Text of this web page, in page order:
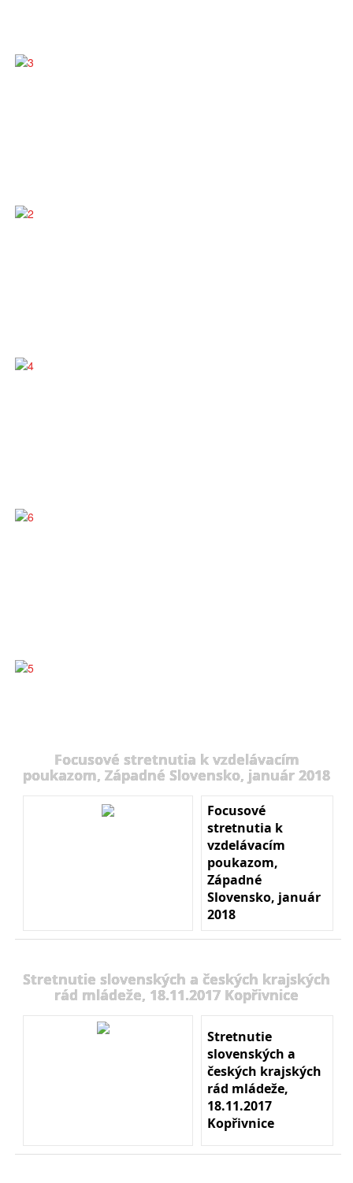
Focusové stretnutia k vzdelávacím
poukazom, Západné Slovensko, január 2018
Focusové
stretnutia k
vzdelávacím
poukazom,
Západné
Slovensko, január
2018
Stretnutie slovenských a českých krajských
rád mládeže, 18.11.2017 Kopřivnice
Stretnutie
slovenských a
českých krajských
rád mládeže,
18.11.2017
Kopřivnice